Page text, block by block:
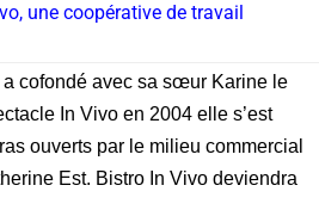
une coopérative de travail
cofondé avec sa sœur Karine le
In Vivo en 2004 elle s’est
ouverts par le milieu commercial
Est. Bistro In Vivo deviendra